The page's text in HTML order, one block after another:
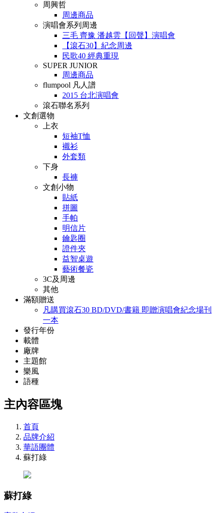
周興哲
周邊商品
演唱會系列周邊
三毛 齊豫 潘越雲【回聲】演唱會
【滾石30】紀念周邊
民歌40 經典重現
SUPER JUNIOR
周邊商品
flumpool 凡人譜
2015 台北演唱會
滾石聯名系列
文創選物
上衣
短袖T恤
襯衫
外套類
下身
長褲
文創小物
貼紙
拼圖
手帕
明信片
鑰匙圈
證件夾
益智桌遊
藝術餐瓷
3C及周邊
其他
滿額贈送
凡購買滾石30 BD/DVD/書籍 即贈演唱會紀念場刊
一本
發行年份
載體
廠牌
主題館
樂風
語種
主內容區塊
首頁
品牌介紹
華語團體
蘇打綠
蘇打綠